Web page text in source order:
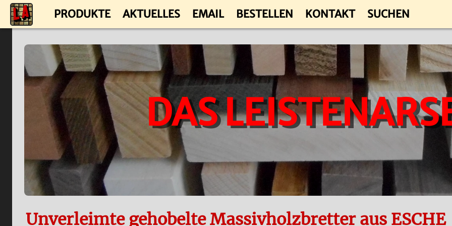
PRODUKTE AKTUELLES EMAIL BESTELLEN KONTAKT SUCHEN
DAS
Unverleimte gehobelte Massivholzbretter aus ESCHE